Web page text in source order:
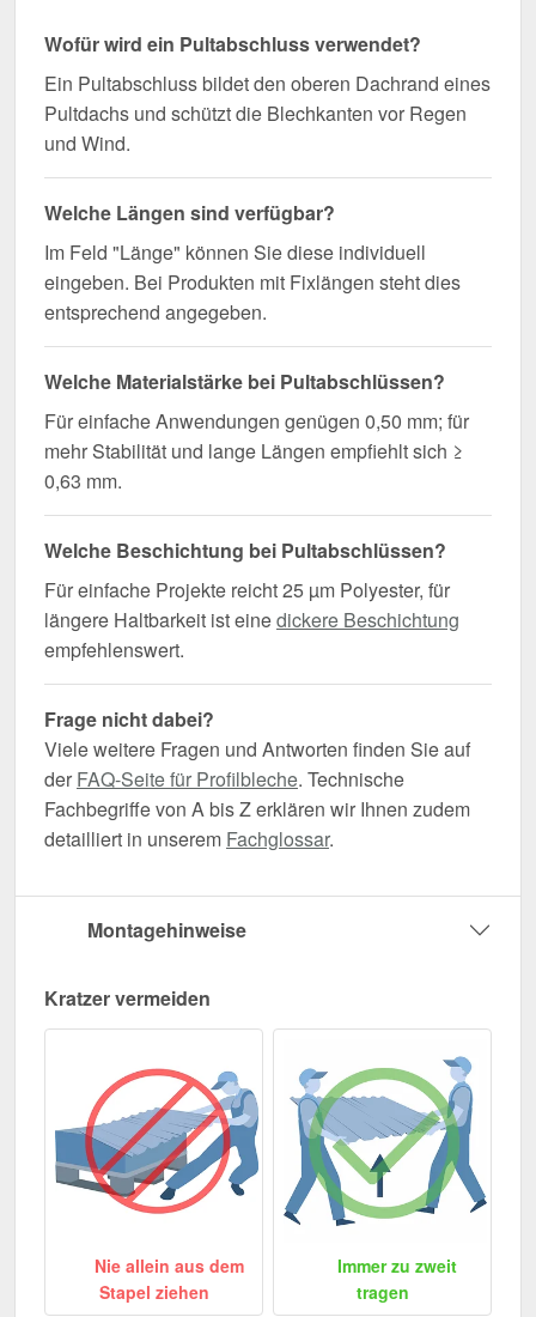
Wofür wird ein Pultabschluss verwendet?
Ein Pultabschluss bildet den oberen Dachrand eines
Pultdachs und schützt die Blechkanten vor Regen
und Wind.
Welche Längen sind verfügbar?
Im Feld "Länge" können Sie diese individuell
eingeben. Bei Produkten mit Fixlängen steht dies
entsprechend angegeben.
Welche Materialstärke bei Pultabschlüssen?
Für einfache Anwendungen genügen 0,50 mm; für
mehr Stabilität und lange Längen empfiehlt sich ≥
0,63 mm.
Welche Beschichtung bei Pultabschlüssen?
Für einfache Projekte reicht 25 µm Polyester, für
längere Haltbarkeit ist einedickere Beschichtung
empfehlenswert.
Frage nicht dabei?
Viele weitere Fragen und Antworten finden Sie auf
der FAQ-Seite für Profilbleche. Technische
Fachbegriffe von A bis Z erklären wir Ihnen zudem
detailliert in unserem Fachglossar.
Montagehinweise
Kratzer vermeiden
Nie allein aus dem
Stapel ziehen
Immer zu zweit
tragen